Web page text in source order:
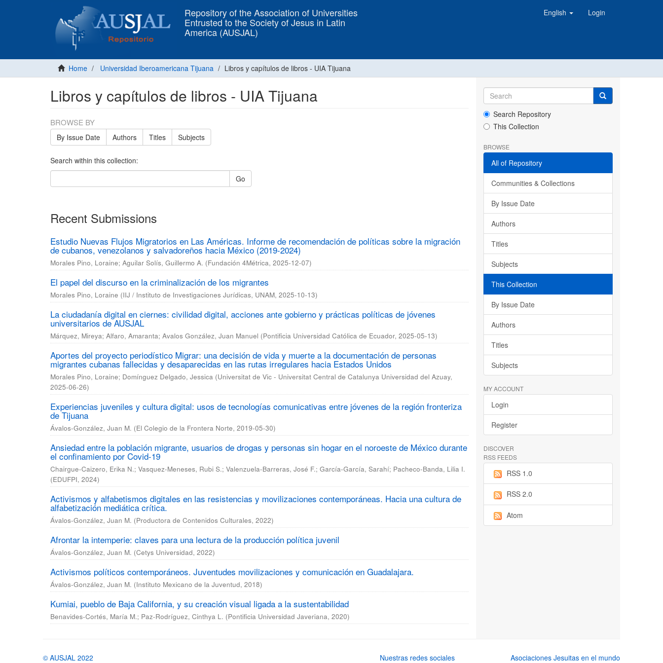
Repository of the Association of Universities
Entrusted to the Society of Jesus in Latin
America (AUSJAL)
English Login
Home Universidad Iberoamericana Tijuana Libros y capítulos de libros - UIA Tijuana
Libros y capítulos de libros - UIA Tijuana
BROWSE BY
By Issue Date Authors Titles Subjects
Search within this collection:
Go
Recent Submissions
Estudio Nuevas Flujos Migratorios en Las Américas. Informe de recomendación de políticas sobre la migración
de cubanos, venezolanos y salvadoreños hacia México (2019-2024)
Morales Pino, Loraine; Aguilar Solís, Guillermo A. (Fundación 4Métrica, 2025-12-07)
El papel del discurso en la criminalización de los migrantes
Morales Pino, Loraine (IIJ / Instituto de Investigaciones Jurídicas, UNAM, 2025-10-13)
La ciudadanía digital en ciernes: civilidad digital, acciones ante gobierno y prácticas políticas de jóvenes
universitarios de AUSJAL
Márquez, Mireya; Alfaro, Amaranta; Avalos González, Juan Manuel (Pontificia Universidad Católica de Ecuador, 2025-05-13)
Aportes del proyecto periodístico Migrar: una decisión de vida y muerte a la documentación de personas
migrantes cubanas fallecidas y desaparecidas en las rutas irregulares hacia Estados Unidos
Morales Pino, Loraine; Domínguez Delgado, Jessica (Universitat de Vic - Universitat Central de Catalunya Universidad del Azuay,
2025-06-26)
Experiencias juveniles y cultura digital: usos de tecnologías comunicativas entre jóvenes de la región fronteriza
de Tijuana
Ávalos-González, Juan M. (El Colegio de la Frontera Norte, 2019-05-30)
Ansiedad entre la población migrante, usuarios de drogas y personas sin hogar en el noroeste de México durante
el confinamiento por Covid-19
Chairgue-Caizero, Erika N.; Vasquez-Meneses, Rubi S.; Valenzuela-Barreras, José F.; García-García, Sarahí; Pacheco-Banda, Lilia I.
(EDUFPI, 2024)
Activismos y alfabetismos digitales en las resistencias y movilizaciones contemporáneas. Hacia una cultura de
alfabetización mediática crítica.
Ávalos-González, Juan M. (Productora de Contenidos Culturales, 2022)
Afrontar la intemperie: claves para una lectura de la producción política juvenil
Ávalos-González, Juan M. (Cetys Universidad, 2022)
Activismos políticos contemporáneos. Juventudes movilizaciones y comunicación en Guadalajara.
Ávalos-González, Juan M. (Instituto Mexicano de la Juventud, 2018)
Kumiai, pueblo de Baja California, y su creación visual ligada a la sustentabilidad
Benavides-Cortés, María M.; Paz-Rodríguez, Cinthya L. (Pontificia Universidad Javeriana, 2020)
Search Repository
This Collection
BROWSE
All of Repository
Communities & Collections
By Issue Date
Authors
Titles
Subjects
This Collection
By Issue Date
Authors
Titles
Subjects
MY ACCOUNT
Login
Register
DISCOVER
RSS FEEDS
RSS 1.0
RSS 2.0
Atom
© AUSJAL 2022 Nuestras redes sociales Asociaciones Jesuitas en el mundo